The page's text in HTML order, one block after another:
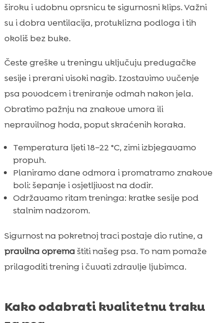
široku i udobnu oprsnicu te sigurnosni klips. Važni
su i dobra ventilacija, protuklizna podloga i tih
okoliš bez buke.
Česte greške u treningu uključuju predugačke
sesije i prerani visoki nagib. Izostavimo vučenje
psa povodcem i treniranje odmah nakon jela.
Obratimo pažnju na znakove umora ili
nepravilnog hoda, poput skraćenih koraka.
Temperatura ljeti 18–22 °C, zimi izbjegavamo
propuh.
Planiramo dane odmora i promatramo znakove
boli: šepanje i osjetljivost na dodir.
Održavamo ritam treninga: kratke sesije pod
stalnim nadzorom.
Sigurnost na pokretnoj traci postaje dio rutine, a
pravilna oprema štiti našeg psa. To nam pomaže
prilagoditi trening i čuvati zdravlje ljubimca.
Kako odabrati kvalitetnu traku